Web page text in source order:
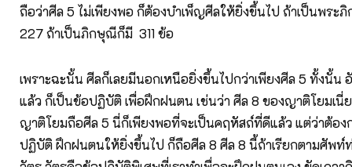
ถือว่าศีล 5 ไม่เพียงพอ ก็ต้องบำเพ็ญศีลให้ยิ่งขึ้นไป ถ้าเป็นพระ
227 ถ้าเป็นภิกษุณีก็มี 311 ข้อ
เพราะฉะนั้น ศีลก็เลยมีนอกเหนือยิ่งขึ้นไปกว่าเพียงศีล 5 ทั้งนั้น
แล้ว ก็เป็นข้อปฏิบัติ เพื่อฝึกฝนตน เช่นว่า ศีล 8 ของญาติโยมเนี่
ญาติโยมถือศีล 5 นี่ก็เพียงพอที่จะเป็นคฤหัสถ์ที่ดีแล้ว แต่ว่าต้อง
ปฏิบัติ ฝึกฝนตนให้ยิ่งขึ้นไป ก็ถือศีล 8 ศีล 8 นี้ถ้าเรียกตามศัพท์